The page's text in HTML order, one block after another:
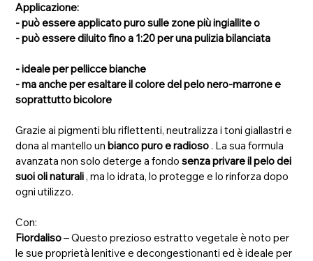
Applicazione:
- può essere applicato puro sulle zone più ingiallite o
- può essere diluito fino a 1:20 per una pulizia bilanciata
- ideale per pellicce bianche
- ma anche per esaltare il colore del pelo nero-marrone e
soprattutto bicolore
Grazie ai pigmenti blu riflettenti, neutralizza i toni giallastri e
dona al mantello un bianco puro e radioso . La sua formula
avanzata non solo deterge a fondosenza privare il pelo dei
suoi oli naturali , ma lo idrata, lo protegge e lo rinforza dopo
ogni utilizzo.
Con:
Fiordaliso– Questo prezioso estratto vegetale è noto per
le sue proprietà lenitive e decongestionanti ed è ideale per